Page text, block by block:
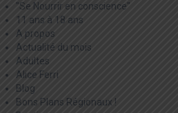
"Se Nourrir en conscience"
11 ans à 18 ans
A propos
Actualité du mois
Adultes
Alice Ferri
Blog
Bons Plans Régionaux !